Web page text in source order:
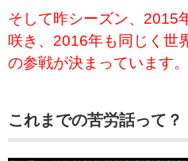
そして昨シーズン、2015
咲き、2016年も同じく世
の参戦が決まっています。
これまでの苦労話って？